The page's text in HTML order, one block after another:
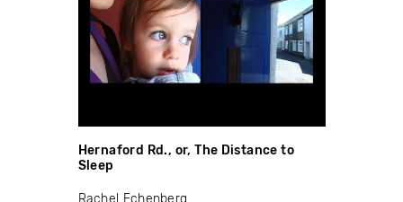
Hernaford Rd., or, The Distance to
Sleep